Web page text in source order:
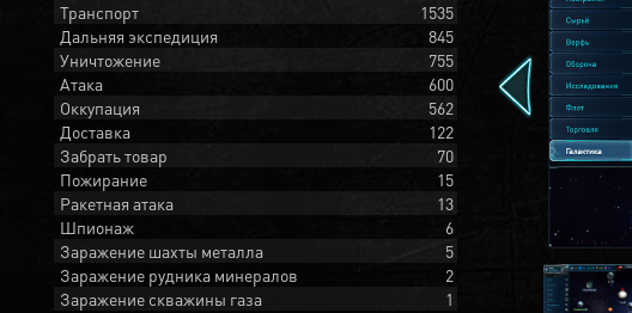
Транспорт
1535
Дальняя экспедиция
845
Уничтожение
755
Атака
600
Оккупация
562
Доставка
122
Забрать товар
70
Пожирание
15
Ракетная атака
13
Шпионаж
6
Заражение шахты металла
5
Заражение рудника минералов
2
Заражение скважины газа
1